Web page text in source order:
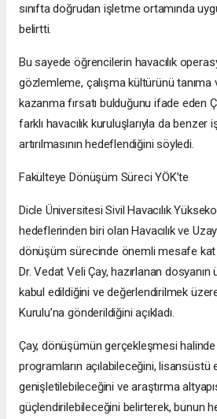
sınıfta doğrudan işletme ortamında
belirtti.
Bu sayede öğrencilerin havacılık
gözlemleme, çalışma kültürünü
kazanma fırsatı bulduğunu ifade eden
farklı havacılık kuruluşlarıyla da benzer
artırılmasının hedeflendiğini söyledi.
Fakülteye Dönüşüm Süreci YÖK’te
Dicle Üniversitesi Sivil Havacılık
hedeflerinden biri olan Havacılık ve
dönüşüm sürecinde önemli mesafe
Dr. Vedat Veli Çay, hazırlanan
kabul edildiğini ve değerlendirilmek
Kurulu’na gönderildiğini açıkladı.
Çay, dönüşümün gerçekleşmesi
programların açılabileceğini, lisansüstü
genişletilebileceğini ve araştırma
güçlendirilebileceğini belirterek, bunun